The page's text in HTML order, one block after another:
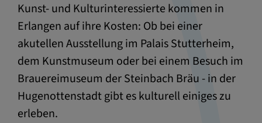
Kunst- und Kulturinteressierte kommen in
Erlangen auf ihre Kosten: Ob bei einer
akutellen Ausstellung im Palais Stutterheim,
dem Kunstmuseum oder bei einem Besuch im
Brauereimuseum der Steinbach Bräu - in der
Hugenottenstadt gibt es kulturell einiges zu
erleben.